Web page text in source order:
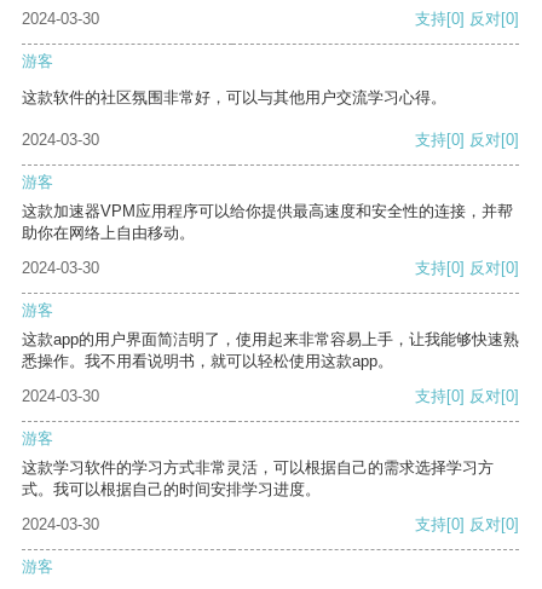
2024-03-30
支持[0] 反对[0]
游客
这款软件的社区氛围非常好，可以与其他用户交流学习心得。
2024-03-30 支持[0] 反对[0]
游客
这款加速器VPM应用程序可以给你提供最高速度和安全性的连接，并帮
助你在网络上自由移动。
2024-03-30
支持[0] 反对[0]
游客
这款app的用户界面简洁明了，使用起来非常容易上手，让我能够快速熟
悉操作。我不用看说明书，就可以轻松使用这款app。
2024-03-30
支持[0] 反对[0]
游客
这款学习软件的学习方式非常灵活，可以根据自己的需求选择学习方
式。我可以根据自己的时间安排学习进度。
2024-03-30
支持[0] 反对[0]
游客